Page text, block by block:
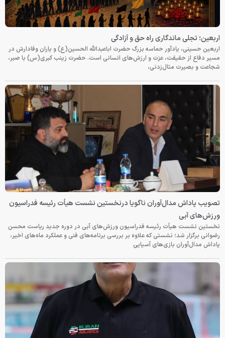
اربعین؛ تجلی ماندگاری راه حق و آزادگی
اربعین حسینی، یادآور حماسه بزرگ حضرت اباعبدالله الحسین(ع) و یاران وفادارش در
مسیر دفاع از حقیقت، عزت و ارزش‌های انسانی است. حضرت زینب کبری(س) با صبر،
شجاعت و بصیرت مثال‌زدنی،
تصویب پاداش مدال‌آوران ناگویا درنخستین نشست هیأت رئیسه فدراسیون
ورزش‌های آبی
نخستین نشست هیأت رئیسه فدراسیون ورزش‌های آبی در دوره جدید ریاست محسن
رضوانی برگزار شد؛ نشستی که علاوه بر بررسی برنامه‌های فنی و عملکرد ماه‌های اخیر،
پاداش مدال‌آوران بازی‌های آسیایی